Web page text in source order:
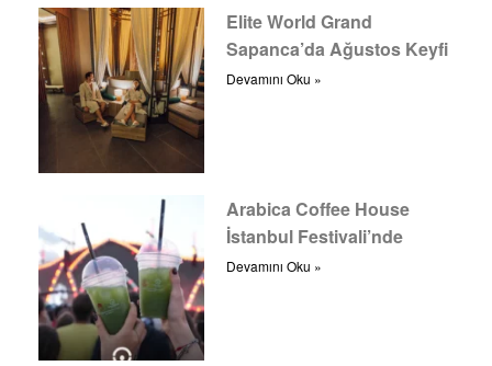
Elite World Grand
Sapanca’da Ağustos Keyfi
Devamını Oku »
Arabica Coffee House
İstanbul Festivali’nde
Devamını Oku »